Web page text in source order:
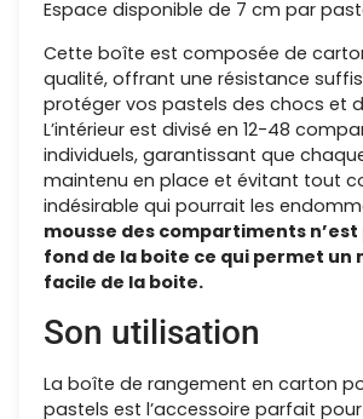
Espace disponible de 7 cm par
Cette boîte est composée de
qualité, offrant une résistance
protéger vos pastels des chocs et
L’intérieur est divisé en 12-48
individuels, garantissant que
maintenu en place et évitant tout
indésirable qui pourrait les
mousse des compartiments n’est
fond de la boite ce qui permet un
facile de la boite.
Son utilisation
La boîte de rangement en carton
pastels est l’accessoire parfait